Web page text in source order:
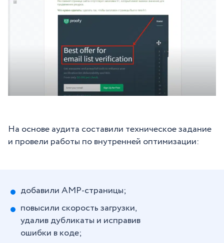
На основе аудита составили техническое задание
и провели работы по внутренней оптимизации:
добавили AMP-страницы;
повысили скорость загрузки,
удалив дубликаты и исправив
ошибки в коде;